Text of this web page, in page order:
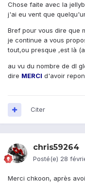
Chose faite avec la
j'ai eu vent que
Bref pour vous dire que
je continue a vous
tout,ou presque ,est là
au vu du nombre de dl
dire MERCI d'avoir
Citer
chris59264
Posté(e) 28
Merci chkoon, après